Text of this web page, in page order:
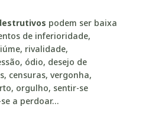
podem ser baixa
de inferioridade,
rivalidade,
ódio, desejo de
censuras, vergonha,
orgulho, sentir-se
a perdoar…